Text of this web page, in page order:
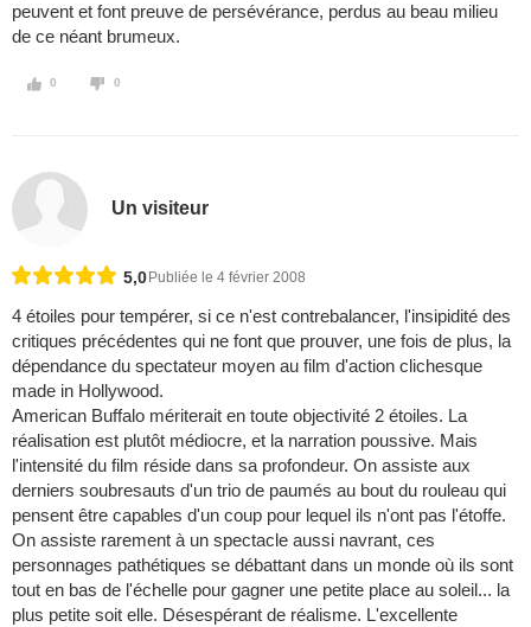
peuvent et font preuve de persévérance, perdus au beau milieu
de ce néant brumeux.
0 0
Un visiteur
5,0 Publiée le 4 février 2008
4 étoiles pour tempérer, si ce n'est contrebalancer, l'insipidité des
critiques précédentes qui ne font que prouver, une fois de plus, la
dépendance du spectateur moyen au film d'action clichesque
made in Hollywood.
American Buffalo mériterait en toute objectivité 2 étoiles. La
réalisation est plutôt médiocre, et la narration poussive. Mais
l'intensité du film réside dans sa profondeur. On assiste aux
derniers soubresauts d'un trio de paumés au bout du rouleau qui
pensent être capables d'un coup pour lequel ils n'ont pas l'étoffe.
On assiste rarement à un spectacle aussi navrant, ces
personnages pathétiques se débattant dans un monde où ils sont
tout en bas de l'échelle pour gagner une petite place au soleil... la
plus petite soit elle. Désespérant de réalisme. L'excellente